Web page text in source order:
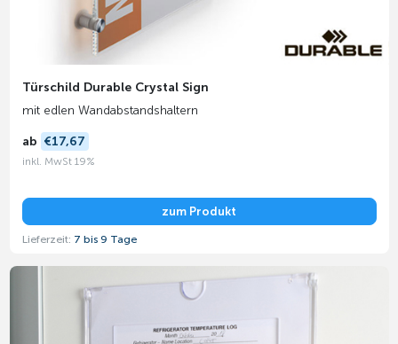
Türschild Durable Crystal Sign
mit edlen Wandabstandshaltern
ab €17,67
inkl. MwSt 19%
zum Produkt
Lieferzeit: 7 bis 9 Tage